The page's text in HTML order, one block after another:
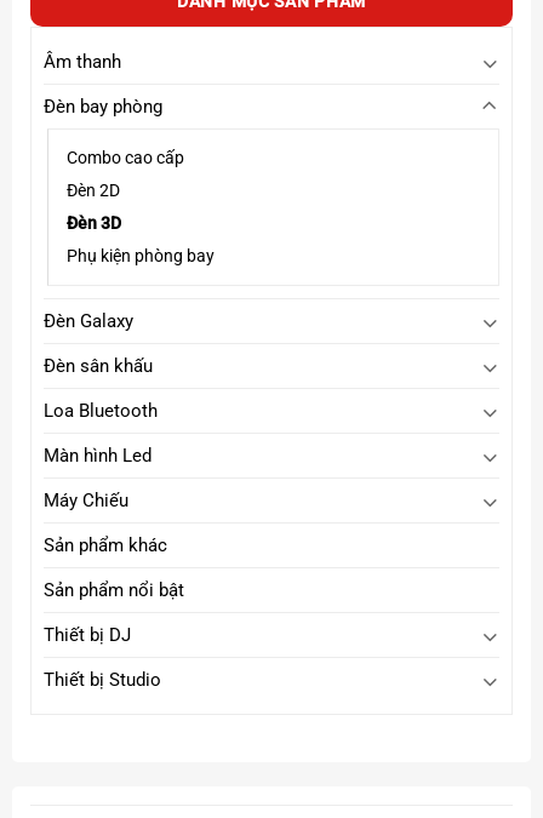
Xem thêmđèn bay phòng
Page :Xpace Lighting
Âm thanh
Đèn bay phòng
Combo cao cấp
Đèn 2D
Đèn 3D
Phụ kiện phòng bay
Đèn Galaxy
Đèn sân khấu
Loa Bluetooth
Màn hình Led
Máy Chiếu
Sản phẩm khác
Sản phẩm nổi bật
Thiết bị DJ
Thiết bị Studio